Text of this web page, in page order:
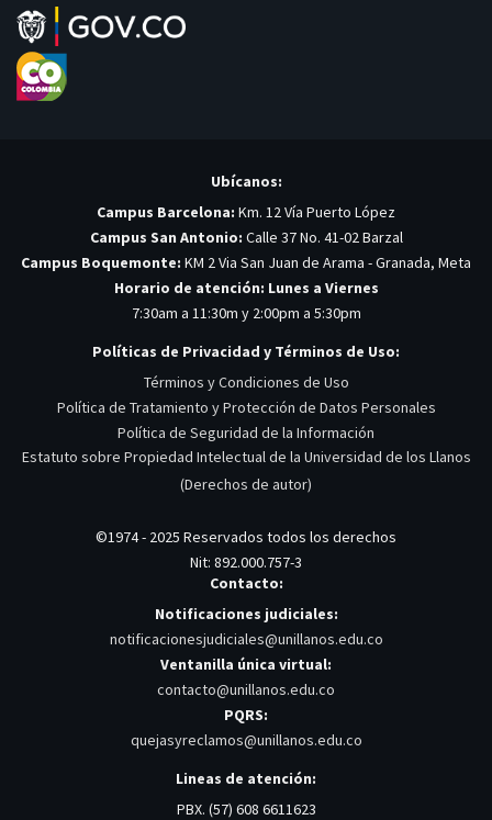
Ubícanos:
Campus Barcelona: Km. 12 Vía Puerto López
Campus San Antonio: Calle 37 No. 41-02 Barzal
Campus Boquemonte: KM 2 Via San Juan de Arama - Granada, Meta
Horario de atención: Lunes a Viernes
7:30am a 11:30m y 2:00pm a 5:30pm
Políticas de Privacidad y Términos de Uso:
Términos y Condiciones de Uso
Política de Tratamiento y Protección de Datos Personales
Política de Seguridad de la Información
Estatuto sobre Propiedad Intelectual de la Universidad de los Llanos
(Derechos de autor)
©1974 - 2025 Reservados todos los derechos
Nit: 892.000.757-3
Contacto:
Notificaciones judiciales:
notificacionesjudiciales@unillanos.edu.co
Ventanilla única virtual:
contacto@unillanos.edu.co
PQRS:
quejasyreclamos@unillanos.edu.co
Lineas de atención:
PBX. (57) 608 6611623